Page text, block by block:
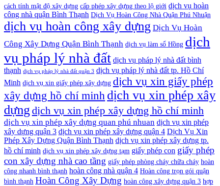
cách tính mật độ xây dựng cấp phép xây dựng theo lộ giới dịch vụ hoàn
công nhà quận Bình Thạnh Dịch Vụ Hoàn Công Nhà Quận Phú Nhuận
dịch vụ hoàn công xây dựng Dịch Vụ Hoàn
Công Xây Dựng Quận Bình Thạnh dịch vụ làm sổ Hồng dịch
vụ pháp lý nhà đất dịch vụ pháp lý nhà đất bình
thạnh dịch vụ pháp lý nhà đất quận 3 dịch vụ pháp lý nhà đất tp. Hồ Chí
Minh dịch vụ xin giấy phép xây dựng dịch vụ xin giấy phép
xây dựng hồ chí minh dịch vụ xin phép xây
dựng dịch vụ xin phép xây dựng hồ chí minh
dịch vụ xin phép xây dựng quan phú nhuan dịch vụ xin phép
xây dựng quận 3 dịch vụ xin phép xây dựng quận 4 Dịch Vụ Xin
Phép Xây Dựng Quận Bình Thạnh dịch vụ xin phép xây dựng tp.
hồ chí minh dịch vụ xin phép xây dựng tạm giấy phép con giấy phép
con xây dựng nhà cao tầng giấy phép phòng cháy chữa cháy hoàn
công nhanh bình thạnh hoàn công nhà quận 4 Hoàn công trọn gói quận
bình thạnh Hoàn Công Xây Dựng hoàn công xây dựng quận 3 hợp